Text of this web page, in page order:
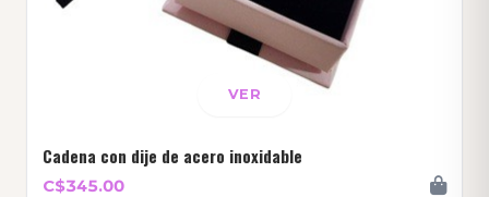
VER
Cadena con dije de acero inoxidable
C$345.00